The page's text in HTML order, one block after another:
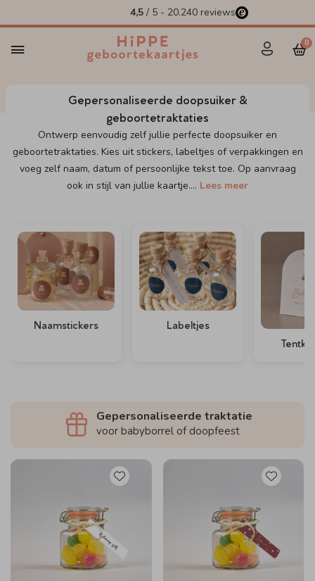
4,5 / 5 - 20.240 reviews
0
Gepersonaliseerde doopsuiker &
geboortetraktaties
Ontwerp eenvoudig zelf jullie perfecte doopsuiker en
geboortetraktaties. Kies uit stickers, labeltjes of verpakkingen en
voeg zelf naam, datum of persoonlijke tekst toe. Op aanvraag
ook in stijl van jullie kaartje.... Lees meer
Naamstickers
Labeltjes
Gepersonaliseerde traktatie
voor babyborrel of doopfeest